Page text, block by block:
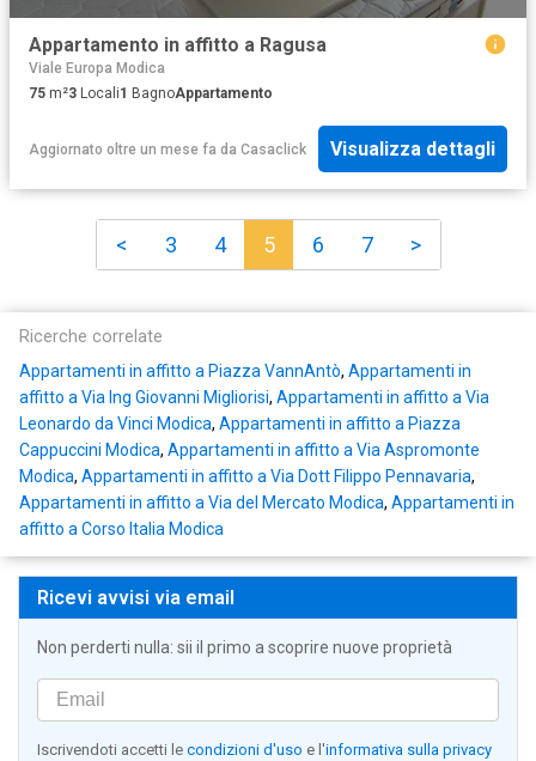
Appartamento in affitto a Ragusa
Viale Europa Modica
75 m²3 Locali1 BagnoAppartamento
Aggiornato oltre un mese fa da Casaclick Visualizza dettagli
< 3 4 5 6 7 >
Ricerche correlate
Appartamenti in affitto a Piazza VannAntò, Appartamenti in
affitto a Via Ing Giovanni Migliorisi, Appartamenti in affitto a Via
Leonardo da Vinci Modica, Appartamenti in affitto a Piazza
Cappuccini Modica, Appartamenti in affitto a Via Aspromonte
Modica, Appartamenti in affitto a Via Dott Filippo Pennavaria,
Appartamenti in affitto a Via del Mercato Modica, Appartamenti in
affitto a Corso Italia Modica
Ricevi avvisi via email
Non perderti nulla: sii il primo a scoprire nuove proprietà
Iscrivendoti accetti le condizioni d'uso e l'informativa sulla privacy